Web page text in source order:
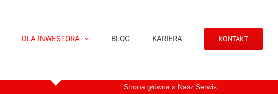
DLA INWESTORA BLOG KARIERA KONTAKT
Strona główna » Nasz Serwis